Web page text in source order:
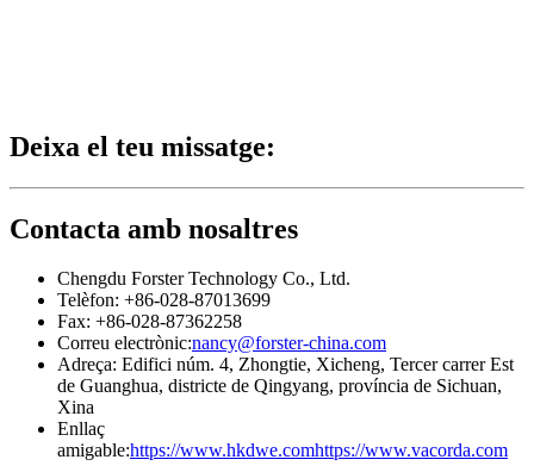
Deixa el teu missatge:
Contacta amb nosaltres
Chengdu Forster Technology Co., Ltd.
Telèfon: +86-028-87013699
Fax: +86-028-87362258
Correu electrònic:nancy@forster-china.com
Adreça: Edifici núm. 4, Zhongtie, Xicheng, Tercer carrer Est
de Guanghua, districte de Qingyang, província de Sichuan,
Xina
Enllaç
amigable:https://www.hkdwe.comhttps://www.vacorda.com